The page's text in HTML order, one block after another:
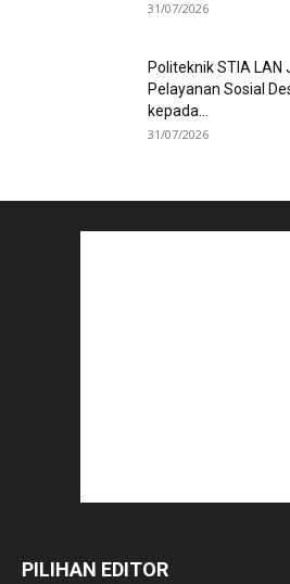
31/07/2026
Politeknik STIA
Pelayanan Sosial
kepada...
31/07/2026
PILIHAN EDITOR